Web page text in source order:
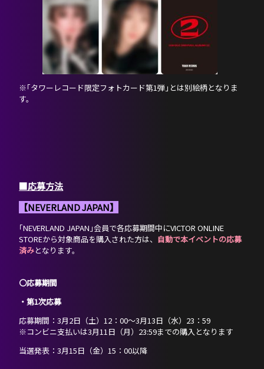
※｢タワーレコード限定フォトカード第1弾｣とは別絵柄となりま
す。
■応募方法
【NEVERLAND JAPAN】
｢NEVERLAND JAPAN｣会員で各応募期間中にVICTOR ONLINE
STOREから対象商品を購入された方は、 自動で本イベントの応募
済みとなります。
〇応募期間
・第1次応募
応募期間：3月2日（土）12：00～3月13日（水）23：59
※コンビニ支払いは3月11日（月）23:59までの購入となります
当選発表：3月15日（金）15：00以降
HOME
NEWS